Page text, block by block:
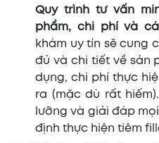
Quy trình tư vấn
phẩm, chi phí và
khám uy tín sẽ cung
đủ và chi tiết về sản
dụng, chi phí thực
ra (mặc dù rất
lưỡng và giải đáp
định thực hiện tiêm